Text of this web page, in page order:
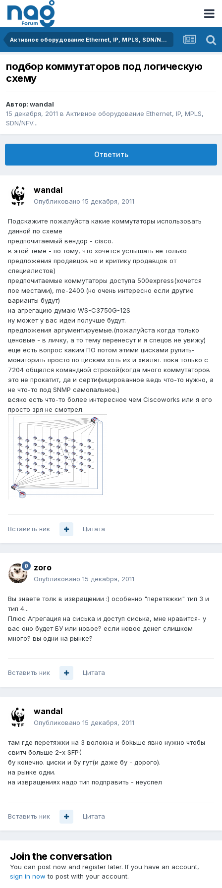
Активное оборудование Ethernet, IP, MPLS, SDN/NFV...
подбор коммутаторов под логическую
схему
Автор: wandal
15 декабря, 2011 в Активное оборудование Ethernet, IP, MPLS,
SDN/NFV...
Ответить
wandal
Опубликовано 15 декабря, 2011
Подскажите пожалуйста какие коммутаторы использовать
данной по схеме
предпочитаемый вендор - cisco.
в этой теме - по тому, что хочется услышать не только
предложения продавцов но и критику продавцов от
специалистов)
предпочитаемые коммутаторы доступа 500express(хочется
пое местами), me-2400.(но очень интересно если другие
варианты будут)
на агрегацию думаю WS-C3750G-12S
ну может у вас идеи получше будут.
предложения аргументируемые.(пожалуйста когда только
ценовые - в личку, а то тему перенесут и я спецов не увижу)
еще есть вопрос каким ПО потом этими цисками рулить-
мониторить просто по цискам хоть их и хвалят. пока только с
7204 общался командной строкой(когда много коммутаторов
это не прокатит, да и сертифицированное ведь что-то нужно, а
не что-то под SNMP самопальное.)
всяко есть что-то более интересное чем Ciscoworks или я его
просто зря не смотрел.
Вставить ник Цитата
zoro
Опубликовано 15 декабря, 2011
Вы знаете толк в извращении :) особенно "перетяжки" тип 3 и
тип 4...
Плюс Агрегация на сиська и доступ сиська, мне нравится- у
вас оно будет БУ или новое? если новое денег слишком
много? вы одни на рынке?
Вставить ник Цитата
wandal
Опубликовано 15 декабря, 2011
там где перетяжки на 3 волокна и боkьше явно нужно чтобы
свитч больше 2-х SFP(
бу конечно. циски и бу гут(и даже бу - дорого).
на рынке одни.
на извращениях надо тип подправить - неуспел
Вставить ник Цитата
Join the conversation
You can post now and register later. If you have an account,
sign in now to post with your account.